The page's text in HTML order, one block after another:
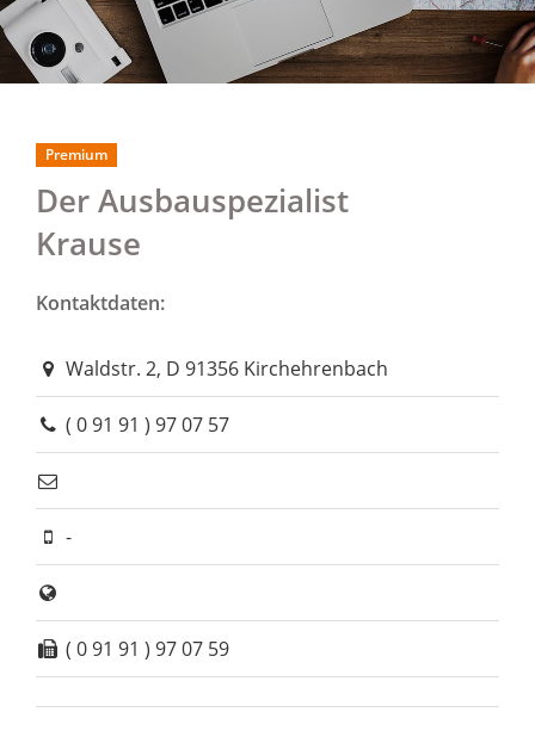
Der Ausbauspezialist
Krause
Premium
Kontaktdaten:
Waldstr. 2, D 91356 Kirchehrenbach
( 0 91 91 ) 97 07 57
-
( 0 91 91 ) 97 07 59